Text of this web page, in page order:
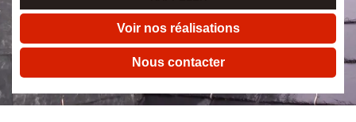
Voir nos réalisations
Nous contacter